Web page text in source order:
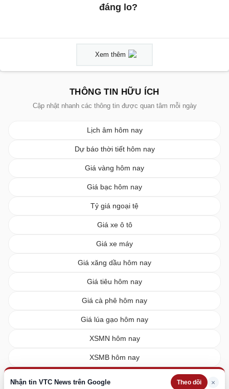
Nhận tin VTC News trên Google Theo dõi ×
đáng lo?
Xem thêm
THÔNG TIN HỮU ÍCH
Cập nhật nhanh các thông tin được quan tâm mỗi ngày
Lịch âm hôm nay
Dự báo thời tiết hôm nay
Giá vàng hôm nay
Giá bạc hôm nay
Tỷ giá ngoại tệ
Giá xe ô tô
Giá xe máy
Giá xăng dầu hôm nay
Giá tiêu hôm nay
Giá cà phê hôm nay
Giá lúa gạo hôm nay
XSMN hôm nay
XSMB hôm nay